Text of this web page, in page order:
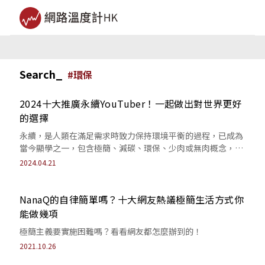
Search_ #環保
2024十大推廣永續YouTuber！一起做出對世界更好
的選擇
永續，是人類在滿足需求時致力保持環境平衡的過程，已成為
當今顯學之一，包含極簡、減碳、環保、少肉或無肉概念，都
是我們必須時常學習實踐的課題。
2024.04.21
NanaQ的自律簡單嗎？十大網友熱議極簡生活方式你
能做幾項
極簡主義要實施困難嗎？看看網友都怎麼辦到的！
2021.10.26